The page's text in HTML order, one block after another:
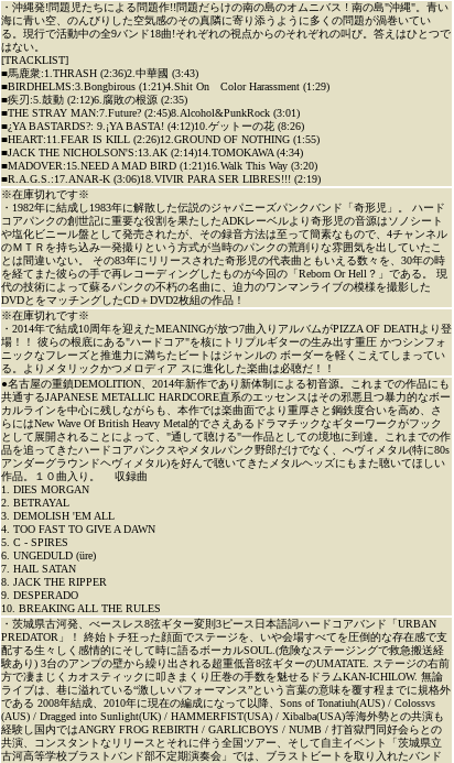
・沖縄発!問題児たちによる問題作!!問題だらけの南の島のオムニバス ! 南の島"沖縄"。青い
海に青い空、のんびりした空気感のその真隣に寄り添うように多くの問題が渦巻いてい
る。現行で活動中の全9バンド18曲!それぞれの視点からのそれぞれの叫び。答えはひとつで
はない。
[TRACKLIST]
■馬鹿衆:1.THRASH (2:36)2.中華國 (3:43)
■BIRDHELMS:3.Bongbirous (1:21)4.Shit On Color Harassment (1:29)
■疾刃:5.鼓動 (2:12)6.腐敗の根源 (2:35)
■THE STRAY MAN:7.Future? (2:45)8.Alcohol&PunkRock (3:01)
■¿YA BASTARDS?: 9.¡YA BASTA! (4:12)10.ゲットーの花 (8:26)
■HEART:11.FEAR IS KILL (2:26)12.GROUND OF NOTHING (1:55)
■JACK THE NICHOLSON'S:13.AK (2:14)14.TOMOKAWA (4:34)
■MADOVER:15.NEED A MAD BIRD (1:21)16.Walk This Way (3:20)
■R.A.G.S.:17.ANAR-K (3:06)18.VIVIR PARA SER LIBRES!!! (2:19)
※在庫切れです※
・1982年に結成し1983年に解散した伝説のジャパニーズパンクバンド「奇形児」。 ハード
コアパンクの創世記に重要な役割を果たしたADKレーベルより奇形児の音源はソノシート
や塩化ビニール盤として発売されたが、その録音方法は至って簡素なもので、4チャンネル
のＭＴＲを持ち込み一発撮りという方式が当時のパンクの荒削りな雰囲気を出していたこ
とは間違いない。 その83年にリリースされた奇形児の代表曲ともいえる数々を、30年の時
を経てまた彼らの手で再レコーディングしたものが今回の「Reborn Or Hell？」である。 現
代の技術によって蘇るパンクの不朽の名曲に、迫力のワンマンライブの模様を撮影した
DVDとをマッチングしたCD＋DVD2枚組の作品！
※在庫切れです※
・2014年で結成10周年を迎えたMEANINGが放つ7曲入りアルバムがPIZZA OF DEATHより登
場！！ 彼らの根底にある"ハードコア"を核にトリプルギターの生み出す重圧 かつシンフォ
ニックなフレーズと推進力に満ちたビートはジャンルの ボーダーを軽くこえてしまってい
る。よりメタリックかつメロディア スに進化した楽曲は必聴だ！！
●名古屋の重鎮DEMOLITION、2014年新作であり新体制による初音源。これまでの作品にも
共通するJAPANESE METALLIC HARDCORE直系のエッセンスはその邪悪且つ暴力的なボー
カルラインを中心に残しながらも、本作では楽曲面でより重厚さと鋼鉄度合いを高め、さ
らにはNew Wave Of British Heavy Metal的でさえあるドラマチックなギターワークがフック
として展開されることによって、"通して聴ける"一作品としての境地に到達。これまでの作
品を追ってきたハードコアパンクスやメタルパンク野郎だけでなく、へヴィメタル(特に80s
アンダーグラウンドヘヴィメタル)を好んで聴いてきたメタルヘッズにもまた聴いてほしい
作品。１０曲入り。 収録曲
1. DIES MORGAN
2. BETRAYAL
3. DEMOLISH 'EM ALL
4. TOO FAST TO GIVE A DAWN
5. C - SPIRES
6. UNGEDULD (üre)
7. HAIL SATAN
8. JACK THE RIPPER
9. DESPERADO
10. BREAKING ALL THE RULES
・茨城県古河発、べースレス8弦ギター変則3ピース日本語詞ハードコアバンド「URBAN
PREDATOR」！ 終始トチ狂った顔面でステージを、いや会場すべてを圧倒的な存在感で支
配する生々しく感情的にそして時に語るボーカルSOUL.(危険なステージングで救急搬送経
験あり) 3台のアンプの壁から繰り出される超重低音8弦ギターのUMATATE. ステージの右前
方で凄まじくカオスティックに叩きまくり圧巻の手数を魅せるドラムKAN-ICHILOW. 無論
ライブは、巷に溢れている“激しいパフォーマンス”という言葉の意味を覆す程までに規格外
である 2008年結成、2010年に現在の編成になって以降、Sons of Tonatiuh(AUS) / Colossvs
(AUS) / Dragged into Sunlight(UK) / HAMMERFIST(USA) / Xibalba(USA)等海外勢との共演も
経験し国内ではANGRY FROG REBIRTH / GARLICBOYS / NUMB / 打首獄門同好会らとの
共演、コンスタントなリリースとそれに伴う全国ツアー、そして自主イベント「茨城県立
古河高等学校ブラストバンド部不定期演奏会」では、ブラストビートを取り入れたバンド